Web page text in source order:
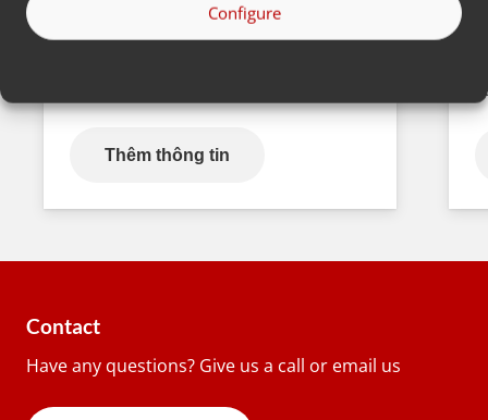
Configure
Controller (PTC) hoàn toàn mới với
Thêm thông tin
Contact
Have any questions? Give us a call or email us